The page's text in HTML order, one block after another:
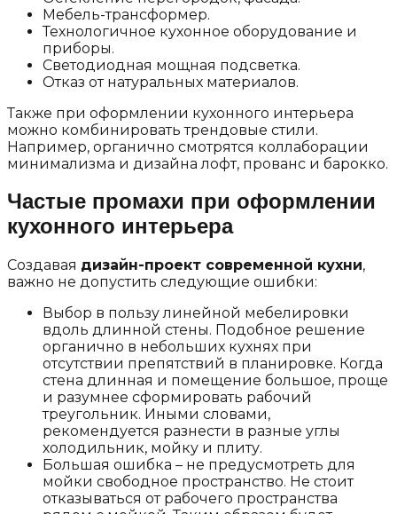
Мебель-трансформер.
Технологичное кухонное оборудование и
приборы.
Светодиодная мощная подсветка.
Отказ от натуральных материалов.
Также при оформлении кухонного интерьера
можно комбинировать трендовые стили.
Например, органично смотрятся коллаборации
минимализма и дизайна лофт, прованс и барокко.
Частые промахи при оформлении
кухонного интерьера
Создавая дизайн-проект современной кухни,
важно не допустить следующие ошибки:
Выбор в пользу линейной мебелировки
вдоль длинной стены. Подобное решение
органично в небольших кухнях при
отсутствии препятствий в планировке. Когда
стена длинная и помещение большое, проще
и разумнее сформировать рабочий
треугольник. Иными словами,
рекомендуется разнести в разные углы
холодильник, мойку и плиту.
Большая ошибка – не предусмотреть для
мойки свободное пространство. Не стоит
отказываться от рабочего пространства